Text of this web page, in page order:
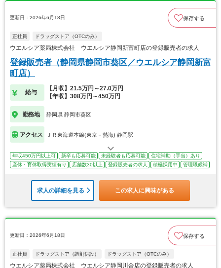
更新日：2026年6月18日 保存する
正社員 ドラッグストア（OTCのみ）
ウエルシア薬局株式会社 ウエルシア静岡新富町店の登録販売者の求人
登録販売者（静岡県静岡市葵区／ウエルシア静岡新富
町店）
給与
【月収】21.5万円～27.0万円
【年収】308万円～450万円
勤務地 静岡県 静岡市葵区
アクセス ＪＲ東海道本線(東京－熱海) 静岡駅
年収450万円以上可 新卒も応募可能 未経験者も応募可能
住宅補助（手当）あり
産休・育休取得実績有り
店舗数30以上 登録販売者の求人 積極採用中 管理職候補
求人の詳細を見る この求人に興味がある
更新日：2026年6月18日 保存する
正社員 ドラッグストア（調剤併設） ドラッグストア（OTCのみ）
ウエルシア薬局株式会社 ウエルシア静岡川合店の登録販売者の求人